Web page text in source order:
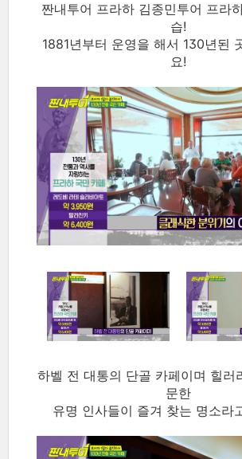
짠내투어 프라하 김종민투어 프라
습!
1881년부터 운영을 해서 130년된
요!
하벨 전 대통의 단골 카페이며 힐러
문한
유명 인사들이 즐겨 찾는 명소라